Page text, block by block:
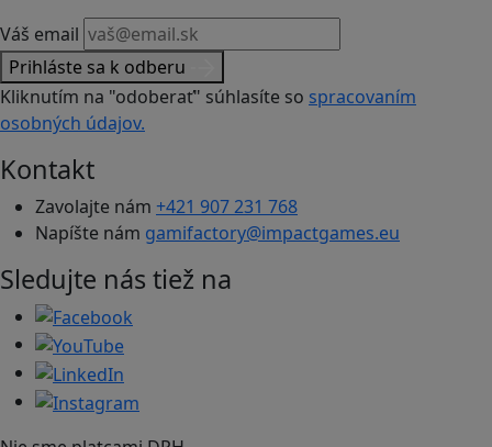
Váš email
Prihláste sa k odberu
Kliknutím na "odoberať" súhlasíte so spracovaním
osobných údajov.
Kontakt
Zavolajte nám +421 907 231 768
Napíšte nám gamifactory@impactgames.eu
Sledujte nás tiež na